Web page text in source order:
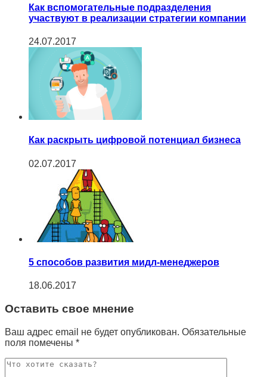
Как вспомогательные подразделения
участвуют в реализации стратегии компании
24.07.2017
Как раскрыть цифровой потенциал бизнеса
02.07.2017
5 способов развития мидл-менеджеров
18.06.2017
Оставить свое мнение
Ваш адрес email не будет опубликован. Обязательные
поля помечены *